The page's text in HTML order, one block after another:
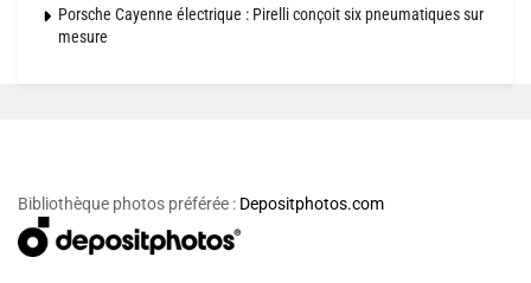
Porsche Cayenne électrique : Pirelli conçoit six pneumatiques sur
mesure
Bibliothèque photos préférée : Depositphotos.com